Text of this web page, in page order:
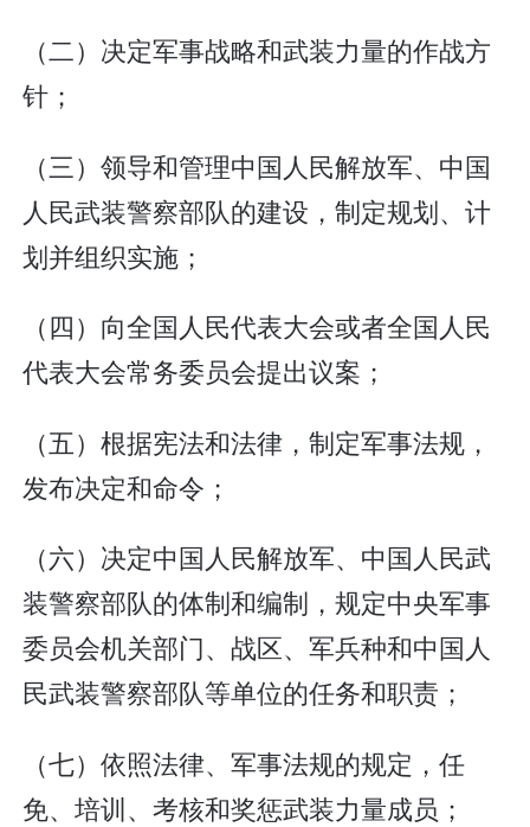
（二）决定军事战略和武装力量的作战方
针；
（三）领导和管理中国人民解放军、中国
人民武装警察部队的建设，制定规划、计
划并组织实施；
（四）向全国人民代表大会或者全国人民
代表大会常务委员会提出议案；
（五）根据宪法和法律，制定军事法规，
发布决定和命令；
（六）决定中国人民解放军、中国人民武
装警察部队的体制和编制，规定中央军事
委员会机关部门、战区、军兵种和中国人
民武装警察部队等单位的任务和职责；
（七）依照法律、军事法规的规定，任
免、培训、考核和奖惩武装力量成员；